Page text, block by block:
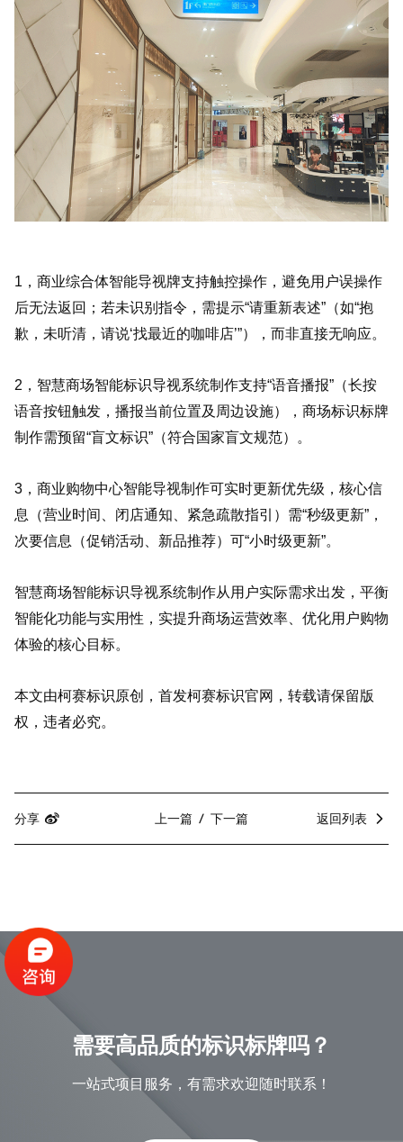
1，商业综合体智能导视牌支持触控操作，避免用户误操作
后无法返回；若未识别指令，需提示“请重新表述”（如“抱
歉，未听清，请说‘找最近的咖啡店’”），而非直接无响应。
2，智慧商场智能标识导视系统制作支持“语音播报”（长按
语音按钮触发，播报当前位置及周边设施），商场标识标牌
制作需预留“盲文标识”（符合国家盲文规范）。
3，商业购物中心智能导视制作可实时更新优先级，核心信
息（营业时间、闭店通知、紧急疏散指引）需“秒级更新”，
次要信息（促销活动、新品推荐）可“小时级更新”。
智慧商场智能标识导视系统制作从用户实际需求出发，平衡
智能化功能与实用性，实提升商场运营效率、优化用户购物
体验的核心目标。
本文由柯赛标识原创，首发柯赛标识官网，转载请保留版
权，违者必究。
分享 上一篇 下一篇 返回列表
需要高品质的标识标牌吗？
一站式项目服务，有需求欢迎随时联系！